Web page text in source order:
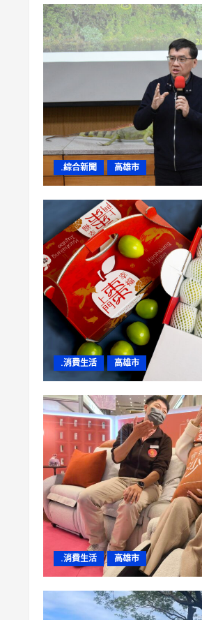
.綜合新聞 高雄市
.消費生活 高雄市
.消費生活 高雄市